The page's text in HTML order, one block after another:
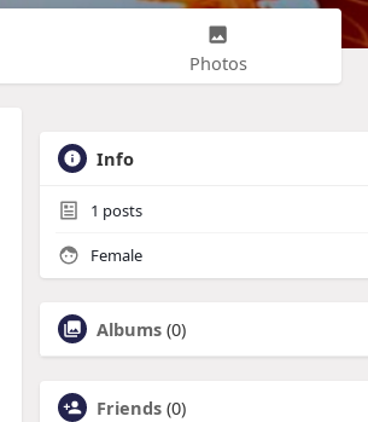
Photos
Info
1 posts
Female
Albums (0)
Friends (0)